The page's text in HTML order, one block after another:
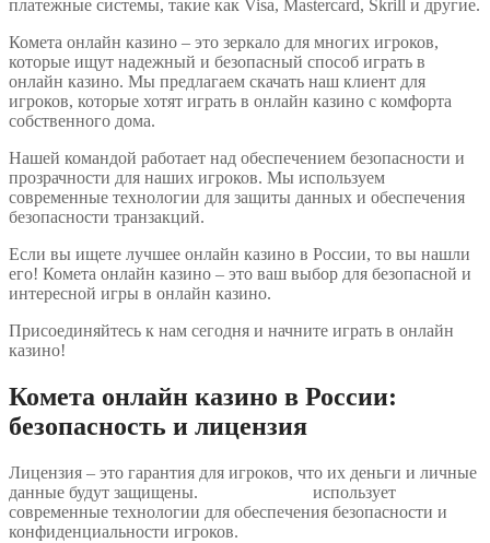
платежные системы, такие как Visa, Mastercard, Skrill и другие.
Комета онлайн казино – это зеркало для многих игроков,
которые ищут надежный и безопасный способ играть в
онлайн казино. Мы предлагаем скачать наш клиент для
игроков, которые хотят играть в онлайн казино с комфорта
собственного дома.
Нашей командой работает над обеспечением безопасности и
прозрачности для наших игроков. Мы используем
современные технологии для защиты данных и обеспечения
безопасности транзакций.
Если вы ищете лучшее онлайн казино в России, то вы нашли
его! Комета онлайн казино – это ваш выбор для безопасной и
интересной игры в онлайн казино.
Присоединяйтесь к нам сегодня и начните играть в онлайн
казино!
Комета онлайн казино в России:
безопасность и лицензия
Лицензия – это гарантия для игроков, что их деньги и личные
данные будут защищены.
использует
современные технологии для обеспечения безопасности и
конфиденциальности игроков.